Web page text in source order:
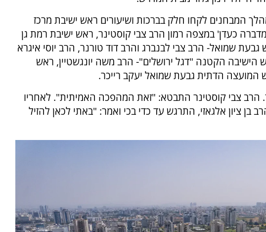
המבחנים לקחו חלק בברכות ושיעורים ראש ישיבת מרכז
כעדן' במצפה רמון הרב צבי קוסטינר, ראש ישיבת רמת גן
גבעת שמואל- הרב צבי לבנברג והרב דוד טורנר, הרב יוסי איגרא
הישיבה הקטנה "דגל ירושלים"- הרב משה יונגשטיין, ראש
המועצה הדתית גבעת שמואל יעקב רייכר.
הרב צבי קוסטינר התבטא: "זאת המהפכה האמיתית". לאחריו
ציון אלגאזי, התרגש עד כדי בכי ואמר: "באתי לכאן להזיל